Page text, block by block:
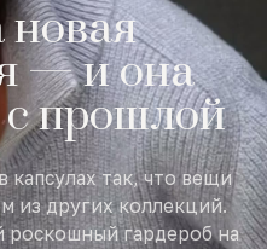
— и она
с прошлой
так, что вещи
из других коллекций.
роскошный гардероб на